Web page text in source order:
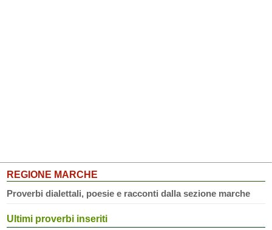
REGIONE MARCHE
Proverbi dialettali, poesie e racconti dalla sezione marche
Ultimi proverbi inseriti